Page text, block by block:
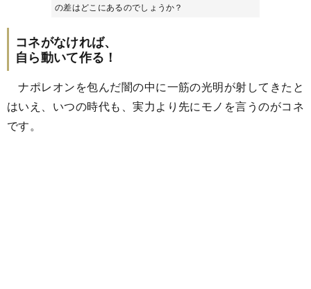
の差はどこにあるのでしょうか？
コネがなければ、
自ら動いて作る！
ナポレオンを包んだ闇の中に一筋の光明が射してきたと
はいえ、いつの時代も、実力より先にモノを言うのがコネ
です。